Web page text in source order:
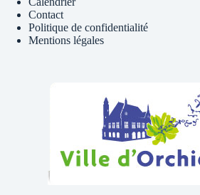
Contact
Politique de confidentialité
Mentions légales